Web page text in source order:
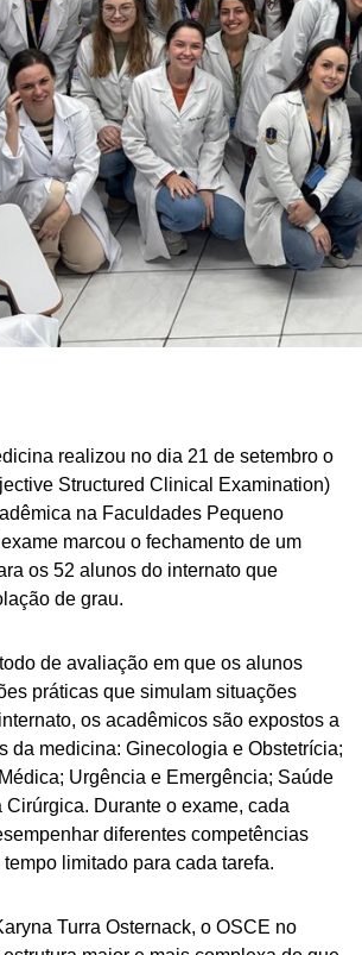
realizou no dia 21 de setembro o
Structured Clinical Examination)
na Faculdades Pequeno
marcou o fechamento de um
os 52 alunos do internato que
de grau.
de avaliação em que os alunos
práticas que simulam situações
os acadêmicos são expostos a
da medicina: Ginecologia e Obstetrícia;
Urgência e Emergência; Saúde
Durante o exame, cada
diferentes competências
limitado para cada tarefa.
Turra Osternack, o OSCE no